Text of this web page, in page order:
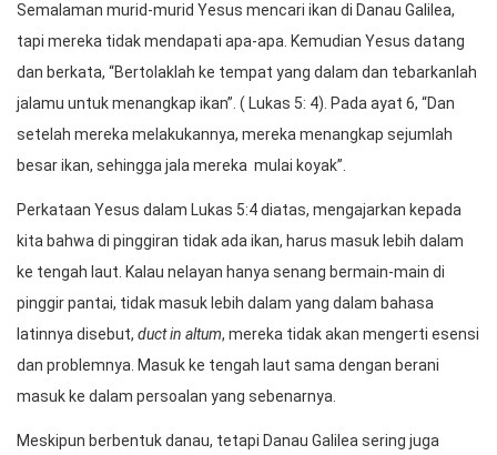
Semalaman murid-murid Yesus mencari ikan di Danau Galilea,
tapi mereka tidak mendapati apa-apa. Kemudian Yesus datang
dan berkata, “Bertolaklah ke tempat yang dalam dan tebarkanlah
jalamu untuk menangkap ikan”. ( Lukas 5: 4). Pada ayat 6, “Dan
setelah mereka melakukannya, mereka menangkap sejumlah
besar ikan, sehingga jala mereka mulai koyak”.
Perkataan Yesus dalam Lukas 5:4 diatas, mengajarkan kepada
kita bahwa di pinggiran tidak ada ikan, harus masuk lebih dalam
ke tengah laut. Kalau nelayan hanya senang bermain-main di
pinggir pantai, tidak masuk lebih dalam yang dalam bahasa
latinnya disebut, duct in altum, mereka tidak akan mengerti esensi
dan problemnya. Masuk ke tengah laut sama dengan berani
masuk ke dalam persoalan yang sebenarnya.
Meskipun berbentuk danau, tetapi Danau Galilea sering juga